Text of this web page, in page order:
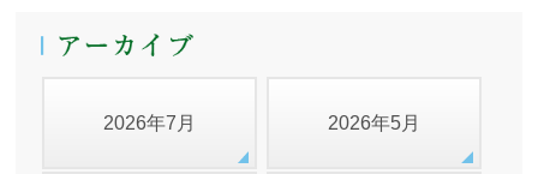
2026年7月 2026年5月